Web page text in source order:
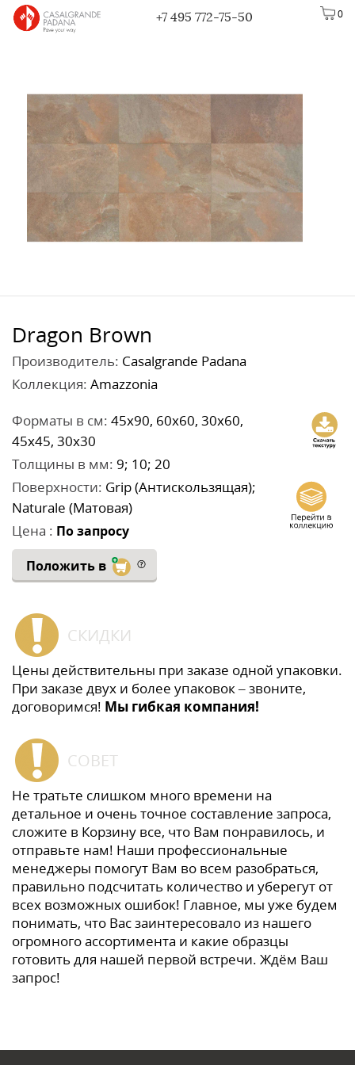
0
+7 495 772-75-50
Dragon Brown
Производитель: Casalgrande Padana
Коллекция: Amazzonia
Форматы в см: 45x90, 60x60, 30x60,
45x45, 30x30
Толщины в мм: 9; 10; 20
Поверхности: Grip (Антискользящая);
Naturale (Матовая)
Цена : По запросу
Положить в
СКИДКИ
Цены действительны при заказе одной упаковки.
При заказе двух и более упаковок – звоните,
договоримся! Мы гибкая компания!
СОВЕТ
Не тратьте слишком много времени на
детальное и очень точное составление запроса,
сложите в Корзину все, что Вам понравилось, и
отправьте нам! Наши профессиональные
менеджеры помогут Вам во всем разобраться,
правильно подсчитать количество и уберегут от
всех возможных ошибок! Главное, мы уже будем
понимать, что Вас заинтересовало из нашего
огромного ассортимента и какие образцы
готовить для нашей первой встречи. Ждём Ваш
запрос!